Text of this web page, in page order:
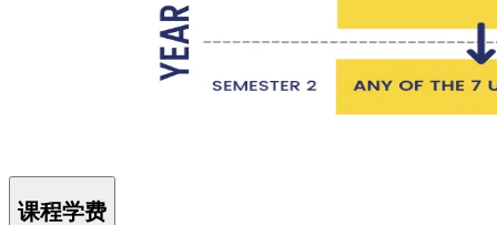
课程学费